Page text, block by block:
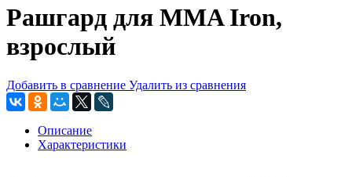
Рашгард для MMA Iron,
взрослый
Добавить в сравнение Удалить из сравнения
Описание
Характеристики